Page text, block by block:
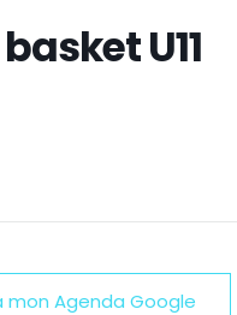
U11
mon Agenda Google